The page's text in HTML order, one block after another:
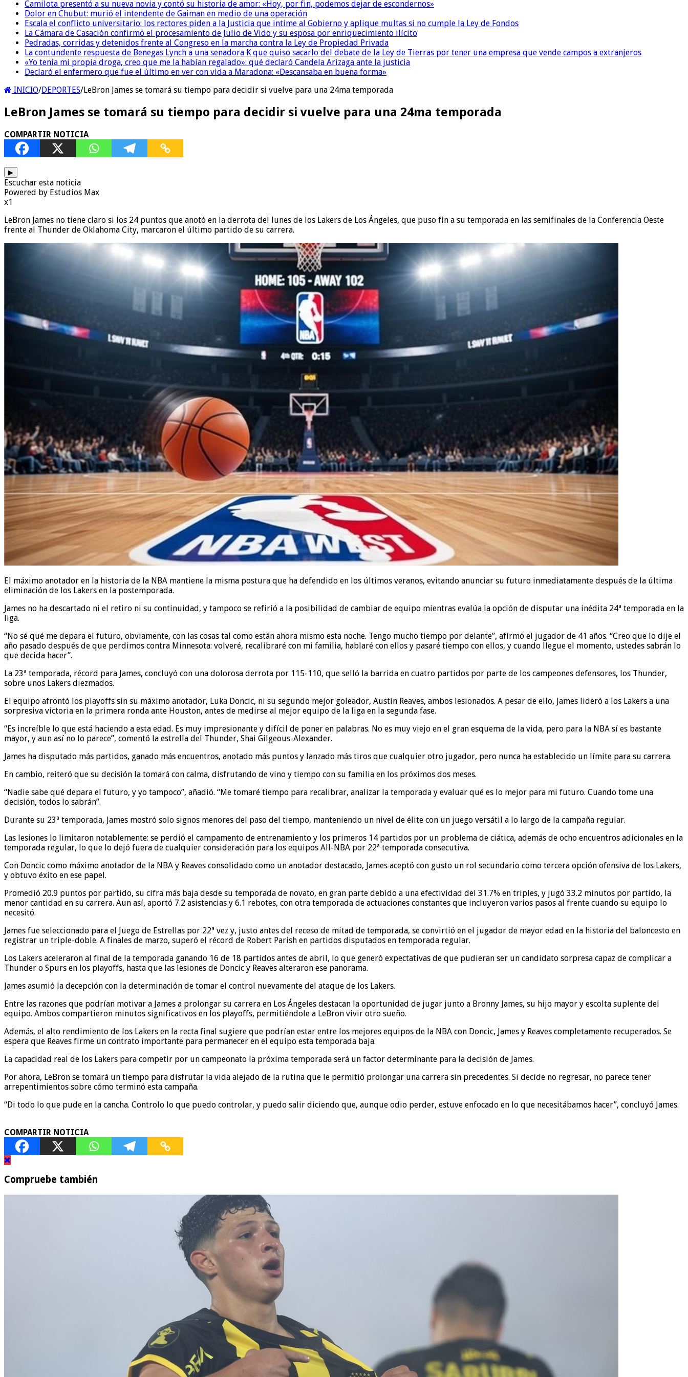
Camilota presentó a su nueva novia y contó su historia de amor: «Hoy, por fin, podemos dejar de escondernos»
Dolor en Chubut: murió el intendente de Gaiman en medio de una operación
Escala el conflicto universitario: los rectores piden a la Justicia que intime al Gobierno y aplique multas si no cumple la Ley de Fondos
La Cámara de Casación confirmó el procesamiento de Julio de Vido y su esposa por enriquecimiento ilícito
Pedradas, corridas y detenidos frente al Congreso en la marcha contra la Ley de Propiedad Privada
La contundente respuesta de Benegas Lynch a una senadora K que quiso sacarlo del debate de la Ley de Tierras por tener una empresa que vende campos a extranjeros
«Yo tenía mi propia droga, creo que me la habían regalado»: qué declaró Candela Arizaga ante la justicia
Declaró el enfermero que fue el último en ver con vida a Maradona: «Descansaba en buena forma»
INICIO/DEPORTES/LeBron James se tomará su tiempo para decidir si vuelve para una 24ma temporada
LeBron James se tomará su tiempo para decidir si vuelve para una 24ma temporada
COMPARTIR NOTICIA
▶
Escuchar esta noticia
Powered by Estudios Max
x1
LeBron James no tiene claro si los 24 puntos que anotó en la derrota del lunes de los Lakers de Los Ángeles, que puso fin a su temporada en las semifinales de la Conferencia Oeste
frente al Thunder de Oklahoma City, marcaron el último partido de su carrera.
El máximo anotador en la historia de la NBA mantiene la misma postura que ha defendido en los últimos veranos, evitando anunciar su futuro inmediatamente después de la última
eliminación de los Lakers en la postemporada.
James no ha descartado ni el retiro ni su continuidad, y tampoco se refirió a la posibilidad de cambiar de equipo mientras evalúa la opción de disputar una inédita 24ª temporada en la
liga.
“No sé qué me depara el futuro, obviamente, con las cosas tal como están ahora mismo esta noche. Tengo mucho tiempo por delante”, afirmó el jugador de 41 años. “Creo que lo dije el
año pasado después de que perdimos contra Minnesota: volveré, recalibraré con mi familia, hablaré con ellos y pasaré tiempo con ellos, y cuando llegue el momento, ustedes sabrán lo
que decida hacer”.
La 23ª temporada, récord para James, concluyó con una dolorosa derrota por 115-110, que selló la barrida en cuatro partidos por parte de los campeones defensores, los Thunder,
sobre unos Lakers diezmados.
El equipo afrontó los playoffs sin su máximo anotador, Luka Doncic, ni su segundo mejor goleador, Austin Reaves, ambos lesionados. A pesar de ello, James lideró a los Lakers a una
sorpresiva victoria en la primera ronda ante Houston, antes de medirse al mejor equipo de la liga en la segunda fase.
“Es increíble lo que está haciendo a esta edad. Es muy impresionante y difícil de poner en palabras. No es muy viejo en el gran esquema de la vida, pero para la NBA sí es bastante
mayor, y aun así no lo parece”, comentó la estrella del Thunder, Shai Gilgeous-Alexander.
James ha disputado más partidos, ganado más encuentros, anotado más puntos y lanzado más tiros que cualquier otro jugador, pero nunca ha establecido un límite para su carrera.
En cambio, reiteró que su decisión la tomará con calma, disfrutando de vino y tiempo con su familia en los próximos dos meses.
“Nadie sabe qué depara el futuro, y yo tampoco”, añadió. “Me tomaré tiempo para recalibrar, analizar la temporada y evaluar qué es lo mejor para mi futuro. Cuando tome una
decisión, todos lo sabrán”.
Durante su 23ª temporada, James mostró solo signos menores del paso del tiempo, manteniendo un nivel de élite con un juego versátil a lo largo de la campaña regular.
Las lesiones lo limitaron notablemente: se perdió el campamento de entrenamiento y los primeros 14 partidos por un problema de ciática, además de ocho encuentros adicionales en la
temporada regular, lo que lo dejó fuera de cualquier consideración para los equipos All-NBA por 22ª temporada consecutiva.
Con Doncic como máximo anotador de la NBA y Reaves consolidado como un anotador destacado, James aceptó con gusto un rol secundario como tercera opción ofensiva de los Lakers,
y obtuvo éxito en ese papel.
Promedió 20.9 puntos por partido, su cifra más baja desde su temporada de novato, en gran parte debido a una efectividad del 31.7% en triples, y jugó 33.2 minutos por partido, la
menor cantidad en su carrera. Aun así, aportó 7.2 asistencias y 6.1 rebotes, con otra temporada de actuaciones constantes que incluyeron varios pasos al frente cuando su equipo lo
necesitó.
James fue seleccionado para el Juego de Estrellas por 22ª vez y, justo antes del receso de mitad de temporada, se convirtió en el jugador de mayor edad en la historia del baloncesto en
registrar un triple-doble. A finales de marzo, superó el récord de Robert Parish en partidos disputados en temporada regular.
Los Lakers aceleraron al final de la temporada ganando 16 de 18 partidos antes de abril, lo que generó expectativas de que pudieran ser un candidato sorpresa capaz de complicar a
Thunder o Spurs en los playoffs, hasta que las lesiones de Doncic y Reaves alteraron ese panorama.
James asumió la decepción con la determinación de tomar el control nuevamente del ataque de los Lakers.
Entre las razones que podrían motivar a James a prolongar su carrera en Los Ángeles destacan la oportunidad de jugar junto a Bronny James, su hijo mayor y escolta suplente del
equipo. Ambos compartieron minutos significativos en los playoffs, permitiéndole a LeBron vivir otro sueño.
Además, el alto rendimiento de los Lakers en la recta final sugiere que podrían estar entre los mejores equipos de la NBA con Doncic, James y Reaves completamente recuperados. Se
espera que Reaves firme un contrato importante para permanecer en el equipo esta temporada baja.
La capacidad real de los Lakers para competir por un campeonato la próxima temporada será un factor determinante para la decisión de James.
Por ahora, LeBron se tomará un tiempo para disfrutar la vida alejado de la rutina que le permitió prolongar una carrera sin precedentes. Si decide no regresar, no parece tener
arrepentimientos sobre cómo terminó esta campaña.
“Di todo lo que pude en la cancha. Controlo lo que puedo controlar, y puedo salir diciendo que, aunque odio perder, estuve enfocado en lo que necesitábamos hacer”, concluyó James.
COMPARTIR NOTICIA
Compruebe también